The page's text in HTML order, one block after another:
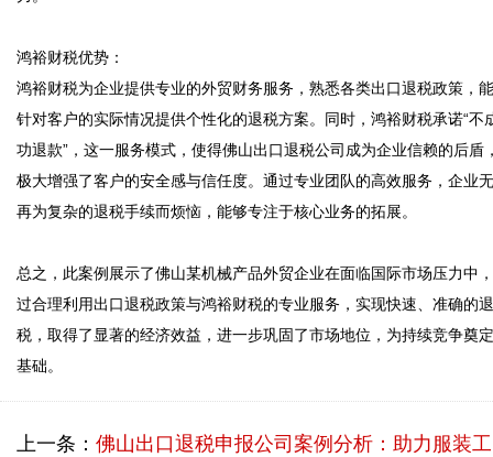
鸿裕财税优势：
鸿裕财税为企业提供专业的外贸财务服务，熟悉各类出口退税政策，
针对客户的实际情况提供个性化的退税方案。同时，鸿裕财税承诺“不
功退款”，这一服务模式，使得佛山出口退税公司成为企业信赖的后盾
极大增强了客户的安全感与信任度。通过专业团队的高效服务，企业
再为复杂的退税手续而烦恼，能够专注于核心业务的拓展。
总之，此案例展示了佛山某机械产品外贸企业在面临国际市场压力中
过合理利用出口退税政策与鸿裕财税的专业服务，实现快速、准确的退
税，取得了显著的经济效益，进一步巩固了市场地位，为持续竞争奠
上一条： 佛山出口退税申报公司案例分析：助力服装工厂型企业高效退税